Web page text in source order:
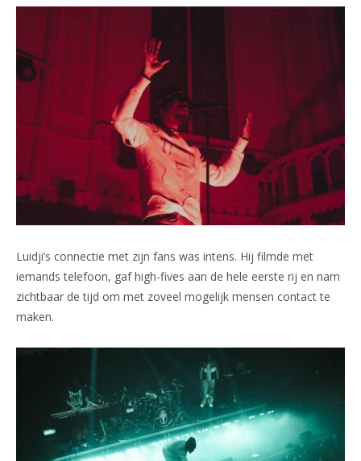
Luidji’s connectie met zijn fans was intens. Hij filmde met
iemands telefoon, gaf high-fives aan de hele eerste rij en nam
zichtbaar de tijd om met zoveel mogelijk mensen contact te
maken.